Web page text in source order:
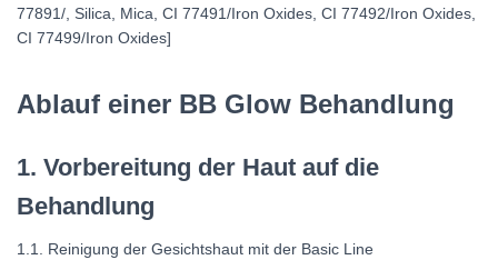
77891/, Silica, Mica, CI 77491/Iron Oxides, CI 77492/Iron Oxides,
CI 77499/Iron Oxides]
Ablauf einer BB Glow Behandlung
1. Vorbereitung der Haut auf die
Behandlung
1.1. Reinigung der Gesichtshaut mit der Basic Line